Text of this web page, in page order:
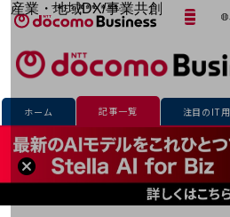
産業・地域DX/事業共創
OPEN HUB for Plural Futures
自律・分散・協調型社会の実現を目指し、
「社会可能性」を探究・実装する事業共創エ
OPEN HUB for Plural Futuresとは
イベント/ウェビナー
記事コンテンツ
プレイヤー(カタリスト/パートナー企
事例
Smart World
産業・地域DXプラットフォーマーとして
サイト内検索
開く
メニュー
開く
フリーワードを入力して探す
フリーワードでNTTドコモビジネスの
ホーム 記事一覧 注目のIT